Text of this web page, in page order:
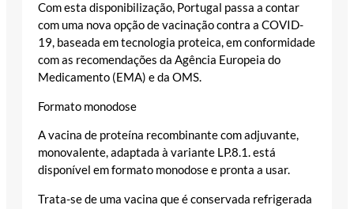
Com esta disponibilização, Portugal passa a contar
com uma nova opção de vacinação contra a COVID-
19, baseada em tecnologia proteica, em conformidade
com as recomendações da Agência Europeia do
Medicamento (EMA) e da OMS.
Formato monodose
A vacina de proteína recombinante com adjuvante,
monovalente, adaptada à variante LP.8.1. está
disponível em formato monodose e pronta a usar.
Trata-se de uma vacina que é conservada refrigerada